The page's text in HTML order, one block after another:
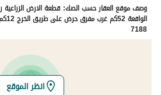
الرقم الاضافي
5555
خط العرض
وصف موقع العقار حسب الصك:
7188
انظر الموقع